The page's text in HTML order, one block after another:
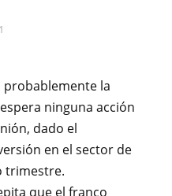
probablemente la
ninguna acción
dado el
en el sector de
trimestre.
que el franco